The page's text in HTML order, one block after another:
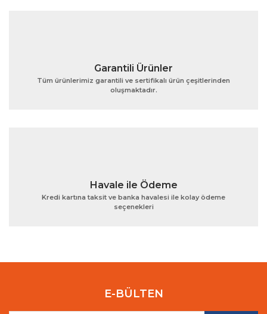
Gönder
Garantili Ürünler
Tüm ürünlerimiz garantili ve sertifikalı ürün çeşitlerinden
oluşmaktadır.
Havale ile Ödeme
Kredi kartına taksit ve banka havalesi ile kolay ödeme
seçenekleri
E-BÜLTEN